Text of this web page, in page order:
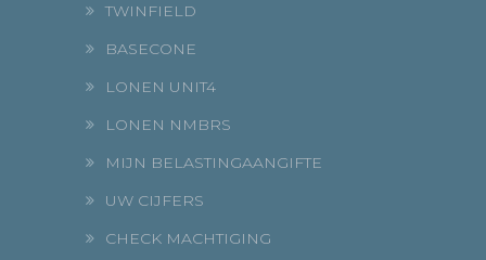
TWINFIELD
BASECONE
LONEN UNIT4
LONEN NMBRS
MIJN BELASTINGAANGIFTE
UW CIJFERS
CHECK MACHTIGING